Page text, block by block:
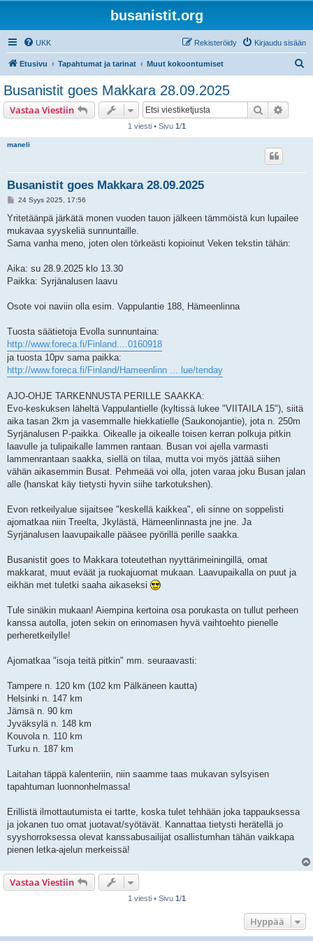
busanistit.org
UKK Kirjaudu sisään
Rekisteröidy
Etusivu Tapahtumat ja tarinat Muut kokoontumiset
Busanistit goes Makkara 28.09.2025
Vastaa Viestiin Etsi
1 viesti • Sivu 1/1
maneli
Busanistit goes Makkara 28.09.2025
V
e
t
i
24 Syys 2025, 17:56
Yritetäänpä järkätä monen vuoden tauon jälkeen tämmöistä kun lupailee
mukavaa syyskeliä sunnuntaille.
Sama vanha meno, joten olen törkeästi kopioinut Veken tekstin tähän:
Aika: su 28.9.2025 klo 13.30
Paikka: Syrjänalusen laavu
Osote voi naviin olla esim. Vappulantie 188, Hämeenlinna
Tuosta säätietoja Evolla sunnuntaina:
http://www.foreca.fi/Finland....0160918
ja tuosta 10pv sama paikka:
http://www.foreca.fi/Finland/Hameenlinn ... lue/tenday
AJO-OHJE TARKENNUSTA PERILLE SAAKKA:
Evo-keskuksen läheltä Vappulantielle (kyltissä lukee "VIITAILA 15"), siitä
aika tasan 2km ja vasemmalle hiekkatielle (Saukonojantie), jota n. 250m
Syrjänalusen P-paikka. Oikealle ja oikealle toisen kerran polkuja pitkin
laavulle ja tulipaikalle lammen rantaan. Busan voi ajella varmasti
lammenrantaan saakka, siellä on tilaa, mutta voi myös jättää siihen
vähän aikasemmin Busat. Pehmeää voi olla, joten varaa joku Busan jalan
alle (hanskat käy tietysti hyvin siihe tarkotukshen).
Evon retkeilyalue sijaitsee "keskellä kaikkea", eli sinne on soppelisti
ajomatkaa niin Treelta, Jkylästä, Hämeenlinnasta jne jne. Ja
Syrjänalusen laavupaikalle pääsee pyörillä perille saakka.
Busanistit goes to Makkara toteutethan nyyttärimeiningillä, omat
makkarat, muut eväät ja ruokajuomat mukaan. Laavupaikalla on puut ja
eikhän met tuletki saaha aikaseksi
Tule sinäkin mukaan! Aiempina kertoina osa porukasta on tullut perheen
kanssa autolla, joten sekin on erinomasen hyvä vaihtoehto pienelle
perheretkeilylle!
Ajomatkaa "isoja teitä pitkin" mm. seuraavasti:
Tampere n. 120 km (102 km Pälkäneen kautta)
Helsinki n. 147 km
Jämsä n. 90 km
Jyväksylä n. 148 km
Kouvola n. 110 km
Turku n. 187 km
Laitahan täppä kalenteriin, niin saamme taas mukavan sylsyisen
tapahtuman luonnonhelmassa!
Erillistä ilmottautumista ei tartte, koska tulet tehhään joka tappauksessa
ja jokanen tuo omat juotavat/syötävät. Kannattaa tietysti herätellä jo
syyshorroksessa olevat kanssabusailijat osallistumhan tähän vaikkapa
pienen letka-ajelun merkeissä!
Vastaa Viestiin
1 viesti • Sivu 1/1
Hyppää